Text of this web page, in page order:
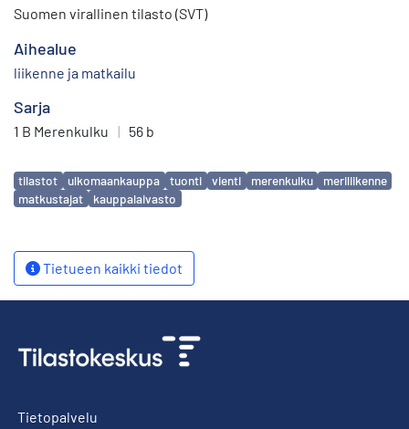
Suomen virallinen tilasto (SVT)
Aihealue
liikenne ja matkailu
Sarja
1 B Merenkulku | 56 b
Avainsanat
tilastot ulkomaankauppa tuonti vienti merenkulku
meriliikenne
matkustajat
kauppalaivasto
Tietueen kaikki tiedot
Tietopalvelu